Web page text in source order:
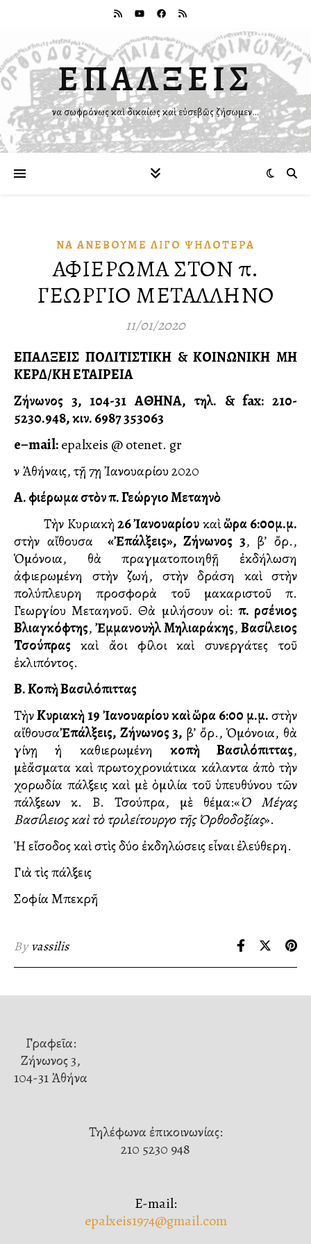
ΕΠΑΛΞΕΙΣ
Ἵνα σωφρόνως καὶ δικαίως καὶ εὐσεβῶς ζήσωμεν…
ΝᾺ ἈΝΕΒΟΥ͂ΜΕ ΛΊΓΟ ΨΗΛΌΤΕΡΑ
ΑΦΙΕΡΩΜΑ ΣΤΟΝ π.
ΓΕΩΡΓΙΟ ΜΕΤΑΛΛΗΝΟ
11/01/2020
ΕΠΑΛΞΕΙΣ ΠΟΛΙΤΙΣΤΙΚΗ & ΚΟΙΝΩΝΙΚΗ ΜΗ
ΚΕΡΔ/ΚΗΕΤΑΙΡΕΙΑ
Ζήνωνος 3, 104-31 ΑΘΗΝΑ, τηλ. & fax: 210-
5230.948, κιν. 6987 353063
e–mail:epalxeis @ otenet. gr
Ἐν Ἀθήναις, τῇ 7ῃ Ἰανουαρίου 2020
Α. Ἀφιέρωμα στὸν π. Γεώργιο Μεταλληνὸ
Τὴν Κυριακὴ26 Ἰανουαρίουκαὶὥρα 6:00μ.μ.
στὴν αἴθουσα «Ἐπάλξεις», Ζήνωνος 3, β’ ὄρ.,
Ὁμόνοια, θὰ πραγματοποιηθῇ ἐκδήλωση
ἀφιερωμένη στὴν ζωή, στὴν δράση καὶ στὴν
πολύπλευρη προσφορὰ τοῦ μακαριστοῦ π.
Γεωργίου Μεταλληνοῦ. Θὰ μιλήσουν οἱ: π. Ἀρσένιος
Βλιαγκόφτης,Ἐμμανουὴλ Μηλιαράκης,Βασίλειος
Τσούπρας καὶ ἄλλοι φίλοι καὶ συνεργάτες τοῦ
ἐκλιπόντος.
Β. Κοπὴ Βασιλόπιττας
ΤὴνΚυριακὴ19Ἰανουαρίου καὶὥρα 6:00 μ.μ.στὴν
αἴθουσαἘπάλξεις, Ζήνωνος 3, β’ ὄρ., Ὁμόνοια, θὰ
γίνῃ ἡ καθιερωμένη κοπὴ Βασιλόπιττας,
μὲἄσματα καὶ πρωτοχρονιάτικα κάλαντα ἀπὸ τὴν
χορωδία Ἐπάλξεις καὶ μὲ ὁμιλία τοῦ ὑπευθύνου τῶν
Ἐπάλξεων κ. Β. Τσούπρα, μὲ θέμα:«Ὁ Μέγας
Βασίλειος καὶ τὸ τριλείτουργο τῆς Ὀρθοδοξίας».
Ἡ εἴσοδος καὶ στὶς δύο ἐκδηλώσεις εἶναι ἐλεύθερη.
Γιὰ τὶς Ἐπάλξεις
Σοφία Μπεκρῆ
Byvassilis
Γραφεῖα:
Ζήνωνος 3,
104-31 Ἀθήνα
Τηλέφωνα ἐπικοινωνίας:
210 5230 948
E-mail:
epalxeis1974@gmail.com